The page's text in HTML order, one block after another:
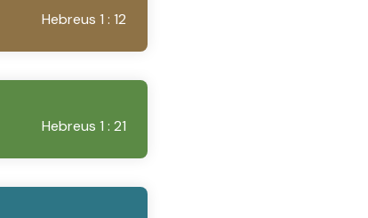
Hebreus 1 : 12
Hebreus 1 : 21